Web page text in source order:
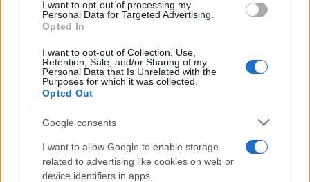
I want to opt-out of processing my
Personal Data for Targeted Advertising.
Opted In
I want to opt-out of Collection, Use,
Retention, Sale, and/or Sharing of my
Personal Data that Is Unrelated with the
Purposes for which it was collected.
Opted Out
Google consents
I want to allow Google to enable storage
related to advertising like cookies on web or
device identifiers in apps.
ίντερνετ καφέ ισχύει, η σχέση ατόμων όπως
ορίζεται για τον εσωτερικό χώρο της εστίασης
δηλαδή ένας πελάτης ανά 2,2τμ και
επιπροσθέτως θα πρέπει να τοποθετείται
πλέξιγκλας μεταξύ των θέσεων των παικτών.